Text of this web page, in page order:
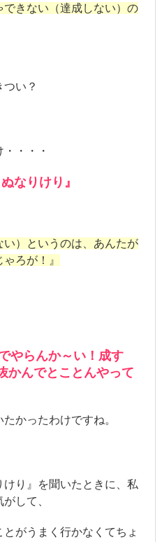
できない（達成しない）の
い？
・・・
なりけり』
い）というのは、あんたが
ろが！』
やらんか～い！成す
かんでとことんやって
かったわけですね。
り』を聞いたときに、私
して、
がうまく行かなくてちょ